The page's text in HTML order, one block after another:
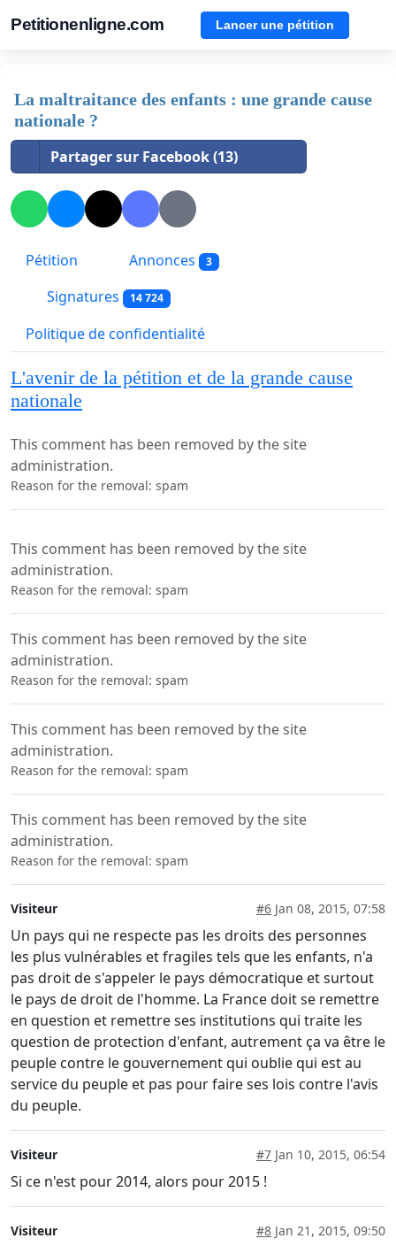
Petitionenligne.com Lancer une pétition
La maltraitance des enfants : une grande cause
nationale ?
Partager sur Facebook (13)
Pétition Annonces 3
Signatures 14 724
Politique de confidentialité
L'avenir de la pétition et de la grande cause
nationale
This comment has been removed by the site
administration.
Reason for the removal: spam
This comment has been removed by the site
administration.
Reason for the removal: spam
This comment has been removed by the site
administration.
Reason for the removal: spam
This comment has been removed by the site
administration.
Reason for the removal: spam
This comment has been removed by the site
administration.
Reason for the removal: spam
Visiteur #6 Jan 08, 2015, 07:58
Un pays qui ne respecte pas les droits des personnes
les plus vulnérables et fragiles tels que les enfants, n'a
pas droit de s'appeler le pays démocratique et surtout
le pays de droit de l'homme. La France doit se remettre
en question et remettre ses institutions qui traite les
question de protection d'enfant, autrement ça va être le
peuple contre le gouvernement qui oublie qui est au
service du peuple et pas pour faire ses lois contre l'avis
du peuple.
Visiteur #7 Jan 10, 2015, 06:54
Si ce n'est pour 2014, alors pour 2015 !
Visiteur #8 Jan 21, 2015, 09:50